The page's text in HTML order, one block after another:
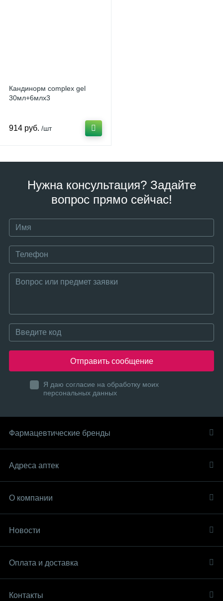
Кандинорм complex gel
30мл+6млх3
914 руб. /шт
Нужна консультация? Задайте
вопрос прямо сейчас!
Отправить сообщение
Я даю согласие на обработку моих
персональных данных
Фармацевтические бренды
Адреса аптек
О компании
Новости
Оплата и доставка
Контакты